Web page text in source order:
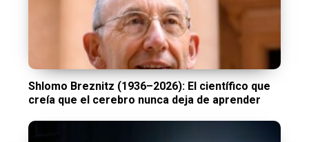
Shlomo Breznitz (1936–2026): El científico que
creía que el cerebro nunca deja de aprender